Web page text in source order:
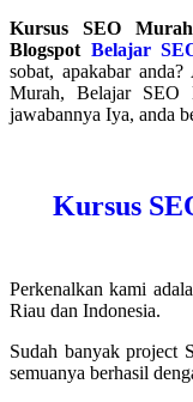
Kursus SEO
Blogspot Belajar
sobat, apakabar
Murah, Belajar
jawabannya Iya, anda
Kursus
Perkenalkan kami
Riau dan Indonesia.
Sudah banyak project
semuanya berhasil